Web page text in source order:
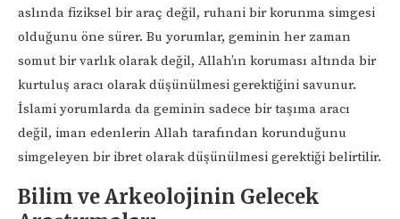
aslında fiziksel bir araç değil, ruhani bir korunma simgesi
olduğunu öne sürer. Bu yorumlar, geminin her zaman
somut bir varlık olarak değil, Allah’ın koruması altında bir
kurtuluş aracı olarak düşünülmesi gerektiğini savunur.
İslami yorumlarda da geminin sadece bir taşıma aracı
değil, iman edenlerin Allah tarafından korunduğunu
simgeleyen bir ibret olarak düşünülmesi gerektiği belirtilir.
Bilim ve Arkeolojinin Gelecek